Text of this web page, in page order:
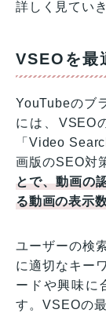
詳しく見てい
VSEOを最
YouTubeのブ
には、VSEO
「Video
画版のSEO対
とで、動画の
る動画の表示
ユーザーの検
に適切なキー
ードや興味に
す。VSEOの